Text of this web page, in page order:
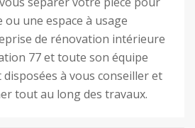
une espace à usage
de rénovation intérieure
77 et toute son équipe
disposées à vous conseiller et
tout au long des travaux.